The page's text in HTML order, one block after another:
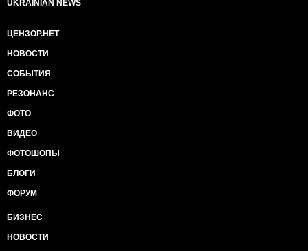
UKRAINIAN NEWS
ЦЕНЗОР.НЕТ
НОВОСТИ
СОБЫТИЯ
РЕЗОНАНС
ФОТО
ВИДЕО
ФОТОШОПЫ
БЛОГИ
ФОРУМ
БИЗНЕС
НОВОСТИ